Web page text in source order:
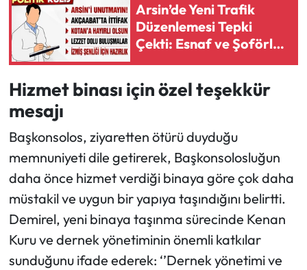
Arsin’de Yeni Trafik
Düzenlemesi Tepki
Çekti: Esnaf ve Şoförler
Çözüm Bekliyor
Hizmet binası için özel teşekkür
mesajı
Başkonsolos, ziyaretten ötürü duyduğu
memnuniyeti dile getirerek, Başkonsolosluğun
daha önce hizmet verdiği binaya göre çok daha
müstakil ve uygun bir yapıya taşındığını belirtti.
Demirel, yeni binaya taşınma sürecinde Kenan
Kuru ve dernek yönetiminin önemli katkılar
sunduğunu ifade ederek: ‘’Dernek yönetimi ve